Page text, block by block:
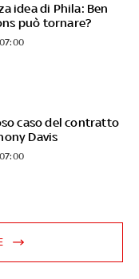
idea di Phila: Ben
può tornare?
caso del contratto
Davis